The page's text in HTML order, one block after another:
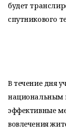
будет
спутникового
В течение дня
национальным
эффективные
вовлечения